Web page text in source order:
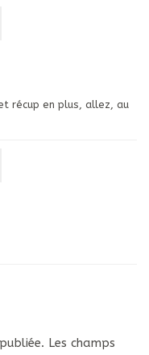
récup en plus, allez, au
Les champs